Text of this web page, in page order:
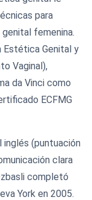
para
femenina.
Estética Genital y
Vaginal),
da Vinci como
ECFMG
inglés (puntuación
clara
completó
York en 2005.